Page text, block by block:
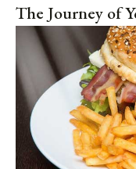
The Journey of